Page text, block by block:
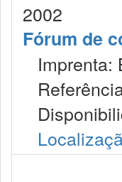
2002
Fórum de
Imprenta: